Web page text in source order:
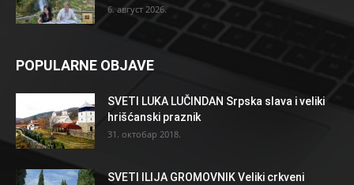
6. август 2026.
POPULARNE OBJAVE
SVETI LUKA LUČINDAN Srpska slava i veliki
hrišćanski praznik
31. октобар 2018.
SVETI ILIJA GROMOVNIK Veliki crkveni